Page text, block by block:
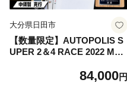
大分県日田市
【数量限定】AUTOPOLIS S
UPER 2＆4 RACE 2022 MFJ
000 WINNER'S TROPHY 優
84,000円